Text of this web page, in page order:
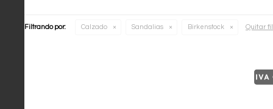
Filtrando por: Calzado Sandalias Birkenstock Quitar